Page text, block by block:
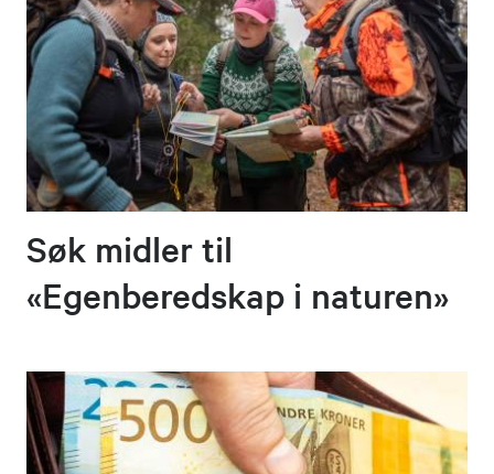
Søk midler til
«Egenberedskap i naturen»